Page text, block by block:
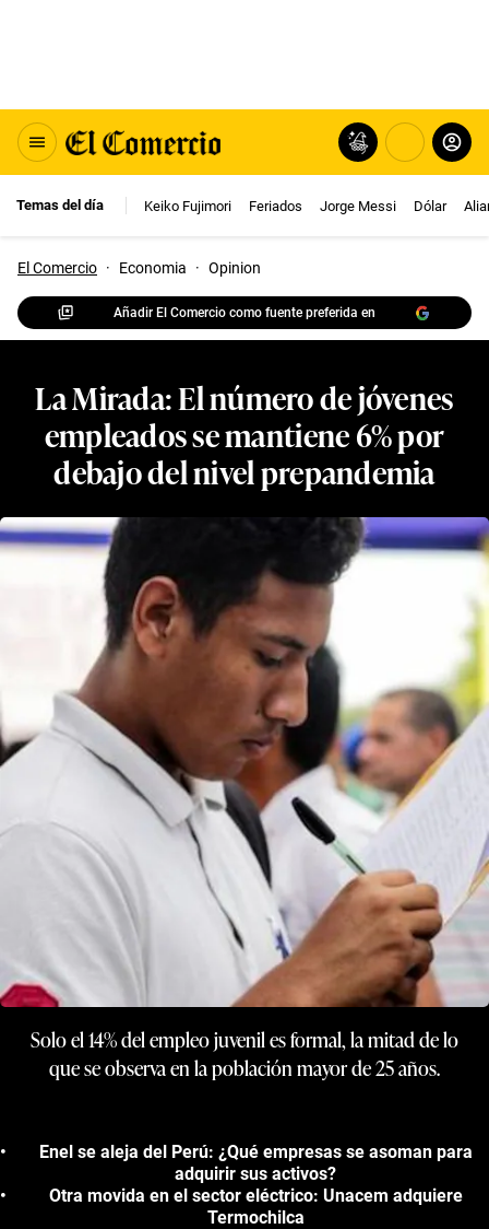
Temas del día Keiko Fujimori Feriados Jorge Messi Dólar
El Comercio · Economia · Opinion
Añadir El Comercio como fuente preferida en
La Mirada: El número de jóvenes
empleados se mantiene 6% por
debajo del nivel prepandemia
Solo el 14% del empleo juvenil es formal, la mitad de lo
que se observa en la población mayor de 25 años.
Enel se aleja del Perú: ¿Qué empresas se asoman para
adquirir sus activos?
Otra movida en el sector eléctrico: Unacem adquiere
Termochilca